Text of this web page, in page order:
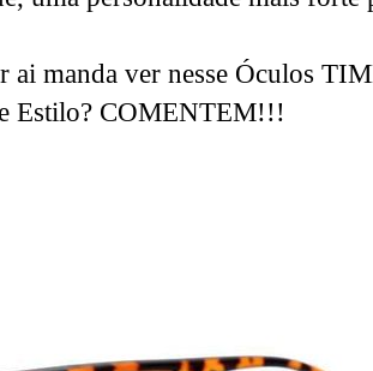
ai manda ver nesse Óculos
Estilo? COMENTEM!!!